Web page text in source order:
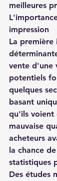
meilleures
impression
La première
vente d'une
potentiels
quelques
basant
qu'ils voient
mauvaise
acheteurs
la chance
statistiques
Des études